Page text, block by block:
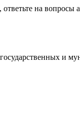
на
и